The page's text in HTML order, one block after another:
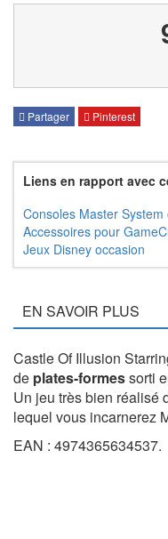
Partager Pinterest
Liens en rapport avec
Consoles Master System
Accessoires pour
Jeux Disney occasion
EN SAVOIR PLUS
Castle Of Illusion
de plates-formessorti
Un jeu très bien réalisé
lequel vous incarnerez
EAN : 4974365634537.